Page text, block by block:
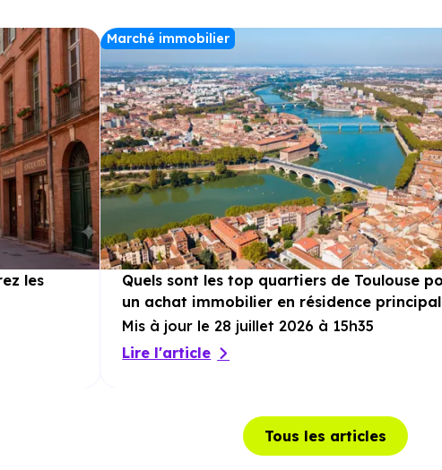
les
Marché immobilier
Quels sont les top quartiers de Toulouse
un achat immobilier en résidence
Mis à jour le 28 juillet 2026 à 15h35
Lire l'article
Tous les articles